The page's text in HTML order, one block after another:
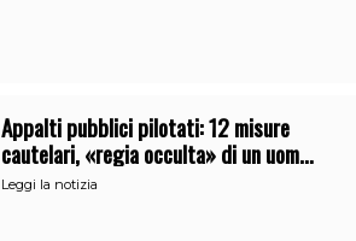
Appalti pubblici pilotati: 12 misure
cautelari, «regia occulta» di un uomo
vicino al clan
Leggi la notizia